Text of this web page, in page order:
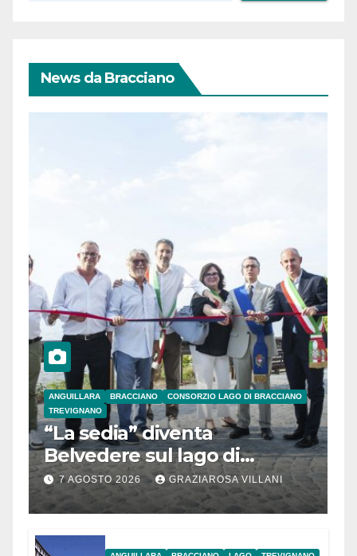
News da Bracciano
ANGUILLARA BRACCIANO
CONSORZIO LAGO DI BRACCIANO
TREVIGNANO
“La sedia” diventa
Belvedere sul lago di
Bracciano: ieri
l’inaugurazione
7 AGOSTO 2026 GRAZIAROSA VILLANI